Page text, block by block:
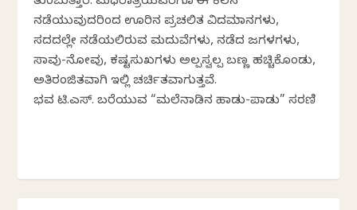
ನಡೆಯುವುದರಿಂದ ಊರಿನ ಪ್ರಚಲಿತ ವಿದ್ಯಮಾನಗಳು,
ಸದ್ಯದಲ್ಲೇ ನಡೆಯಲಿರುವ ಮದುವೆಗಳು, ನಡೆದ ಜಗಳಗಳು,
ಸಾವು-ನೋವು, ಕಷ್ಟಸುಖಗಳು ಅಲ್ಪಸ್ವಲ್ಪ ಬಣ್ಣ ಹಚ್ಚಿಕೊಂಡು,
ಅತಿರಂಜಿತವಾಗಿ ಇಲ್ಲಿ ಚರ್ಚಿತವಾಗುತ್ತವೆ.
ಭವ್ಯ ಟಿ.ಎಸ್. ಬರೆಯುವ “ಮಲೆನಾಡಿನ ಹಾಡು-ಪಾಡು” ಸರಣಿ